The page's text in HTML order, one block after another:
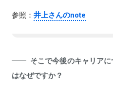
参照： 井上さんのnote
そこで今後のキャリア
はなぜですか？